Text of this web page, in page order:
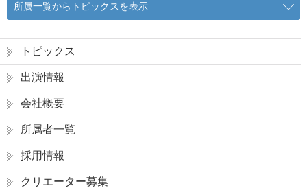
所属一覧からトピックスを表示
トピックス
出演情報
会社概要
所属者一覧
採用情報
クリエーター募集